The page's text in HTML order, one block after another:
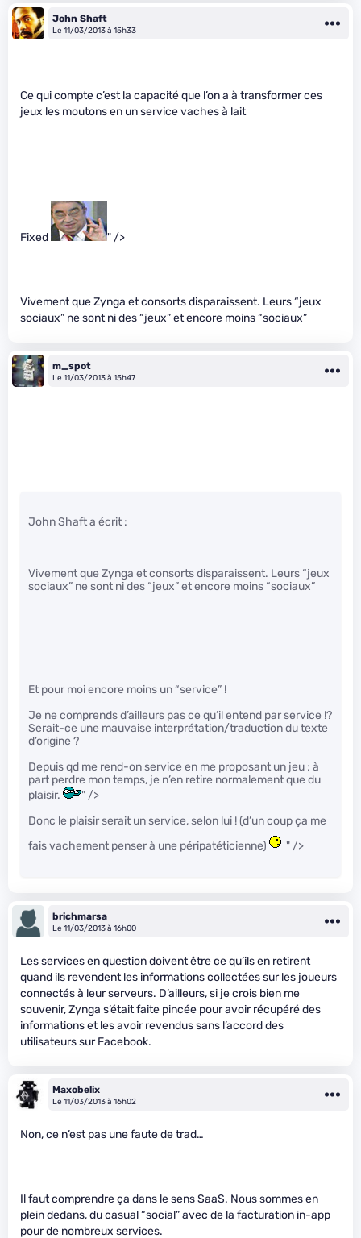
John Shaft
Le 11/03/2013 à 15h33
Ce qui compte c’est la capacité que l’on a à transformer ces
jeux les moutons en un service vaches à lait
Fixed " />
Vivement que Zynga et consorts disparaissent. Leurs “jeux
sociaux” ne sont ni des “jeux” et encore moins “sociaux”
m_spot
Le 11/03/2013 à 15h47
John Shaft a écrit :
Vivement que Zynga et consorts disparaissent. Leurs “jeux
sociaux” ne sont ni des “jeux” et encore moins “sociaux”
Et pour moi encore moins un “service” !
Je ne comprends d’ailleurs pas ce qu’il entend par service !?
Serait-ce une mauvaise interprétation/traduction du texte
d’origine ?
Depuis qd me rend-on service en me proposant un jeu ; à
part perdre mon temps, je n’en retire normalement que du
plaisir.
" />
Donc le plaisir serait un service, selon lui ! (d’un coup ça me
fais vachement penser à une péripatéticienne)
" />
brichmarsa
Le 11/03/2013 à 16h00
Les services en question doivent être ce qu’ils en retirent
quand ils revendent les informations collectées sur les joueurs
connectés à leur serveurs. D’ailleurs, si je crois bien me
souvenir, Zynga s’était faite pincée pour avoir récupéré des
informations et les avoir revendus sans l’accord des
utilisateurs sur Facebook.
Maxobelix
Le 11/03/2013 à 16h02
Non, ce n’est pas une faute de trad…
Il faut comprendre ça dans le sens SaaS. Nous sommes en
plein dedans, du casual “social” avec de la facturation in-app
pour de nombreux services.